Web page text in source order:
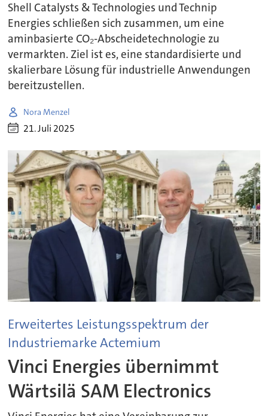
Shell Catalysts & Technologies und Technip
Energies schließen sich zusammen, um eine
aminbasierte CO₂-Abscheidetechnologie zu
vermarkten. Ziel ist es, eine standardisierte und
skalierbare Lösung für industrielle Anwendungen
bereitzustellen.
Nora Menzel
21. Juli 2025
Erweitertes Leistungsspektrum der
Industriemarke Actemium
Vinci Energies übernimmt
Wärtsilä SAM Electronics